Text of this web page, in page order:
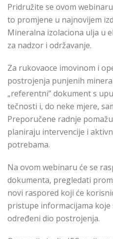
Pridružite se ovom
to promjene u najnovijem
Mineralna izolaciona ulja u
za nadzor i održavanje.
Za rukovaoce imovinom i
postrojenja punjenih
„referentni” dokument s
tečnosti i, do neke mjere,
Preporučene radnje
planiraju intervencije i
potrebama.
Na ovom webinaru će se
dokumenta, pregledati
novi raspored koji će
pristupe informacijama
određeni dio postrojenja.